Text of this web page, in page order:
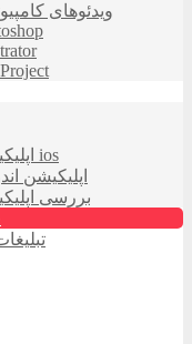
ویدئوهای
اپلیکیشن ios
اپلیکیشن
بررسی